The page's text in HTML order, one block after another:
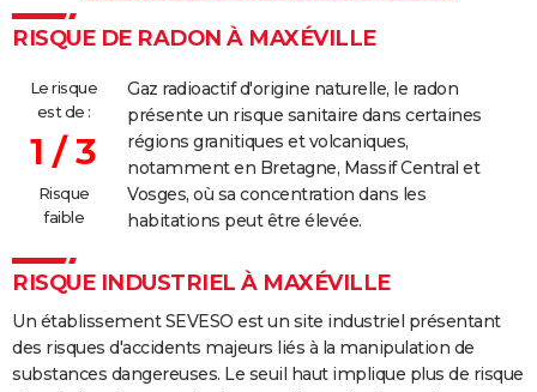
RISQUE DE RADON À MAXÉVILLE
Le risque
est de :
1 / 3
Risque
faible
Gaz radioactif d'origine naturelle, le radon
présente un risque sanitaire dans certaines
régions granitiques et volcaniques,
notamment en Bretagne, Massif Central et
Vosges, où sa concentration dans les
habitations peut être élevée.
RISQUE INDUSTRIEL À MAXÉVILLE
Un établissement SEVESO est un site industriel présentant
des risques d'accidents majeurs liés à la manipulation de
substances dangereuses. Le seuil haut implique plus de risque